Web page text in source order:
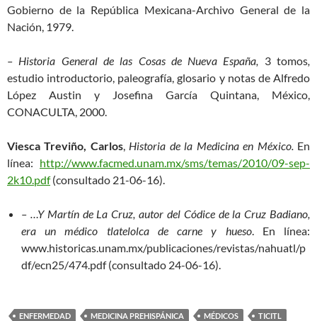
Gobierno de la República Mexicana-Archivo General de la
Nación, 1979.
– Historia General de las Cosas de Nueva España, 3 tomos
estudio introductorio, paleografía, glosario y notas de Alfredo
López Austin y Josefina García Quintana, México,
CONACULTA, 2000.
Viesca Treviño, Carlos, Historia de la Medicina en México. En
línea: http://www.facmed.unam.mx/sms/temas/2010/09-sep-
2k10.pdf(consultado 21-06-16).
– …Y Martín de La Cruz, autor del Códice de la Cruz Badiano,
era un médico tlatelolca de carne y hueso. En línea:
www.historicas.unam.mx/publicaciones/revistas/nahuatl/p
df/ecn25/474.pdf (consultado 24-06-16).
ENFERMEDAD MEDICINA PREHISPÁNICA MÉDICOS TICITL